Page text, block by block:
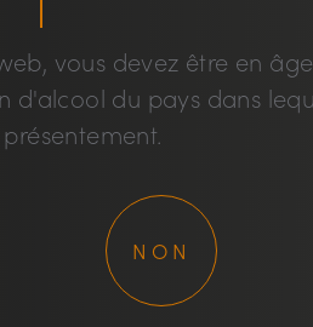
vous devez être en
d'alcool du pays dans
NON